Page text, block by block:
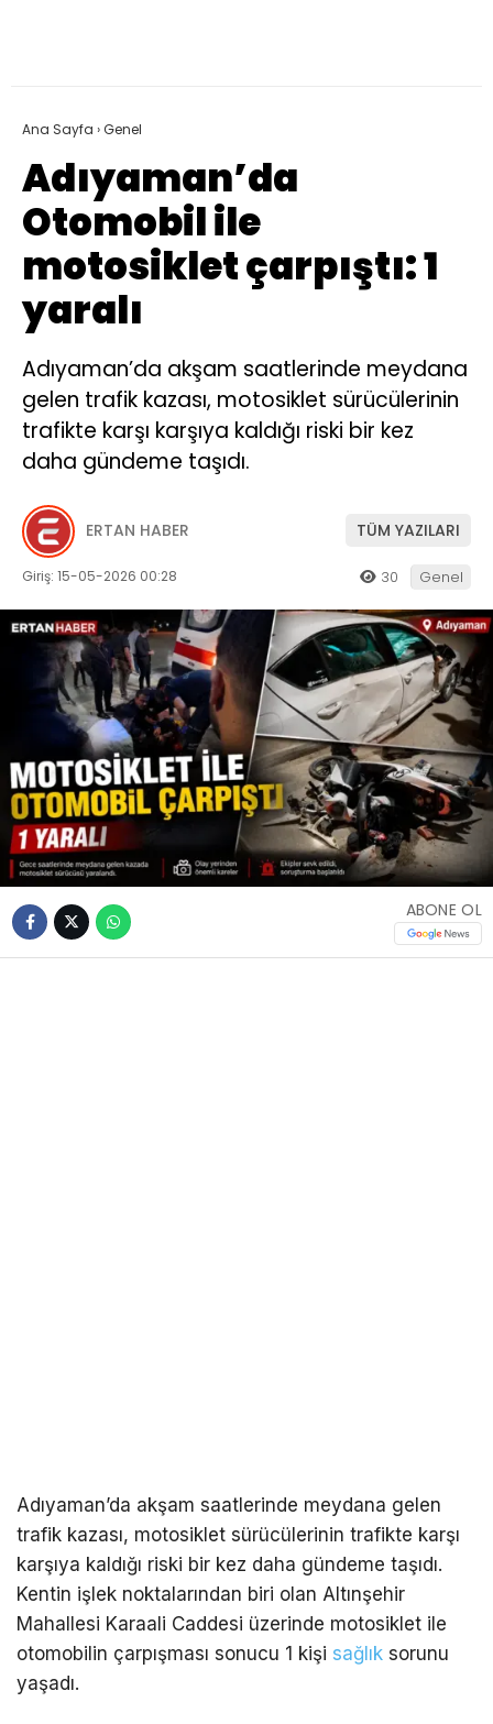
Ana Sayfa ›Genel
Adıyaman’da
Otomobil ile
motosiklet çarpıştı: 1
yaralı
Adıyaman’da akşam saatlerinde meydana
gelen trafik kazası, motosiklet sürücülerinin
trafikte karşı karşıya kaldığı riski bir kez
daha gündeme taşıdı.
ERTAN HABER TÜM YAZILARI
Giriş: 15-05-2026 00:28 30 Genel
ABONE OL
Adıyaman’da akşam saatlerinde meydana gelen
trafik kazası, motosiklet sürücülerinin trafikte karşı
karşıya kaldığı riski bir kez daha gündeme taşıdı.
Kentin işlek noktalarından biri olan Altınşehir
Mahallesi Karaali Caddesi üzerinde motosiklet ile
otomobilin çarpışması sonucu 1 kişi sağlık sorunu
yaşadı.